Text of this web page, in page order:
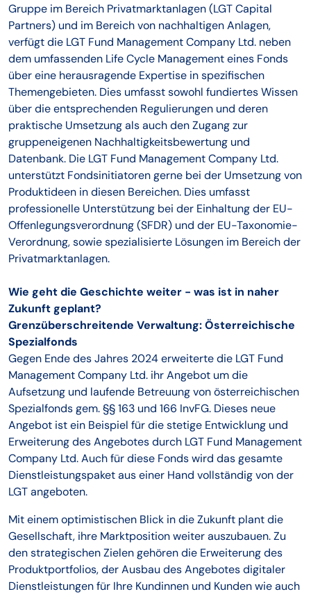
Gruppe im Bereich Privatmarktanlagen (LGT Capital
Partners) und im Bereich von nachhaltigen Anlagen,
verfügt die LGT Fund Management Company Ltd. neben
dem umfassenden Life Cycle Management eines Fonds
über eine herausragende Expertise in spezifischen
Themengebieten. Dies umfasst sowohl fundiertes Wissen
über die entsprechenden Regulierungen und deren
praktische Umsetzung als auch den Zugang zur
gruppeneigenen Nachhaltigkeitsbewertung und
Datenbank. Die LGT Fund Management Company Ltd.
unterstützt Fondsinitiatoren gerne bei der Umsetzung von
Produktideen in diesen Bereichen. Dies umfasst
professionelle Unterstützung bei der Einhaltung der EU-
Offenlegungsverordnung (SFDR) und der EU-Taxonomie-
Verordnung, sowie spezialisierte Lösungen im Bereich der
Privatmarktanlagen.
Wie geht die Geschichte weiter - was ist in naher
Zukunft geplant?
Grenzüberschreitende Verwaltung: Österreichische
Spezialfonds
Gegen Ende des Jahres 2024 erweiterte die LGT Fund
Management Company Ltd. ihr Angebot um die
Aufsetzung und laufende Betreuung von österreichischen
Spezialfonds gem. §§ 163 und 166 InvFG. Dieses neue
Angebot ist ein Beispiel für die stetige Entwicklung und
Erweiterung des Angebotes durch LGT Fund Management
Company Ltd. Auch für diese Fonds wird das gesamte
Dienstleistungspaket aus einer Hand vollständig von der
LGT angeboten.
Mit einem optimistischen Blick in die Zukunft plant die
Gesellschaft, ihre Marktposition weiter auszubauen. Zu
den strategischen Zielen gehören die Erweiterung des
Produktportfolios, der Ausbau des Angebotes digitaler
Dienstleistungen für Ihre Kundinnen und Kunden wie auch